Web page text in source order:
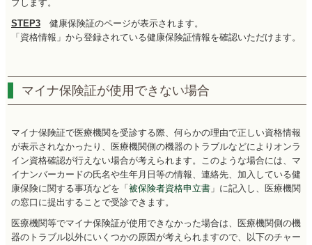
プします。
STEP3 健康保険証のページが表示されます。
「資格情報」から登録されている健康保険証情報を確認いただけます。
マイナ保険証が使用できない場合
マイナ保険証で医療機関を受診する際、何らかの理由で正しい資格情報
が表示されなかったり、医療機関側の機器のトラブルなどによりオンラ
イン資格確認が行えない場合が考えられます。このような場合には、マ
イナンバーカードの氏名や生年月日等の情報、連絡先、加入している健
康保険に関する事項などを「 被保険者資格申立書 」に記入し、医療機関
の窓口に提出することで受診できます。
医療機関等でマイナ保険証が使用できなかった場合は、医療機関側の機
器のトラブル以外にいくつかの原因が考えられますので、以下のチャー